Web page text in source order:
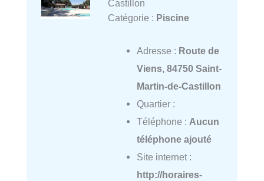
Castillon
Catégorie : Piscine
Adresse : Route de
Viens, 84750 Saint-
Martin-de-Castillon
Quartier :
Téléphone : Aucun
téléphone ajouté
Site internet :
http://horaires-